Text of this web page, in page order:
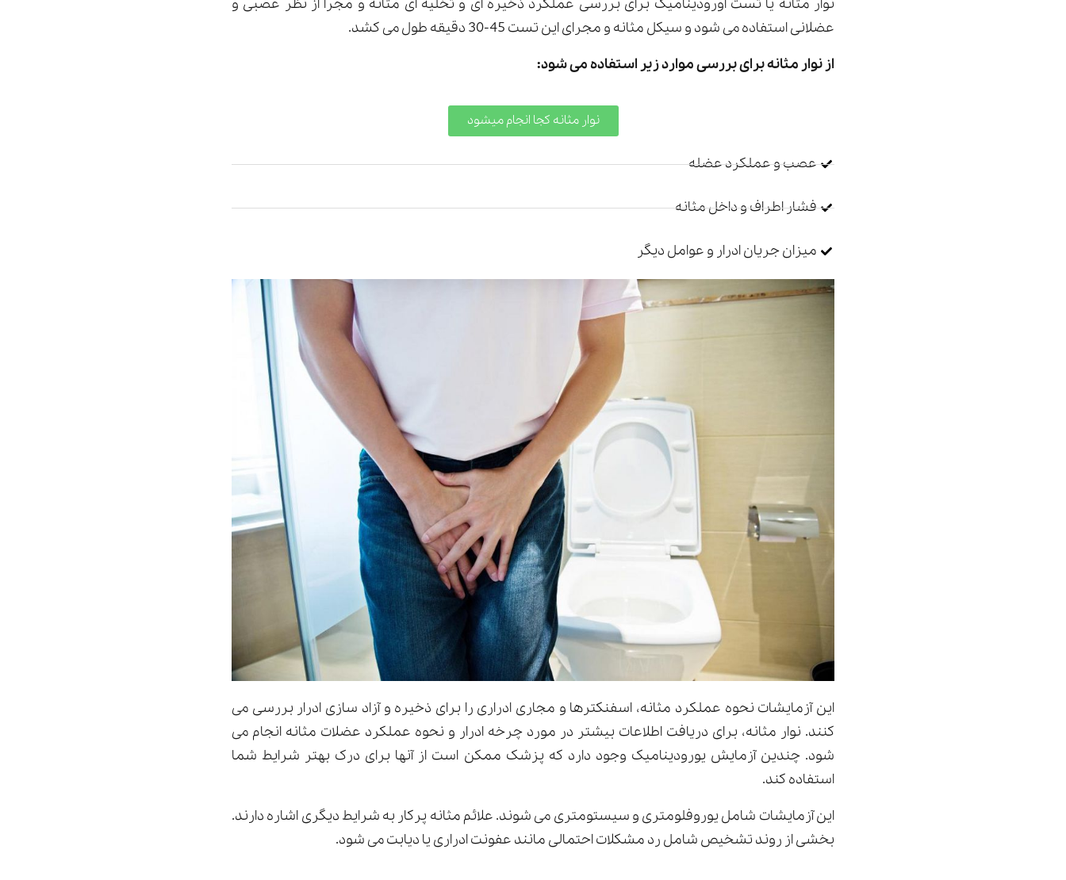
نوار مثانه یا تست اورودینامیک برای بررسی عملکرد ذخیره ای و تخلیه ای مثانه و مجرا از نظر عصبی و
عضلانی استفاده می شود و سیکل مثانه و مجرای این تست 45-30 دقیقه طول می کشد.
از نوار مثانه برای بررسی موارد زیر استفاده می شود:
نوار مثانه کجا انجام میشود
عصب و عملکرد عضله
فشار اطراف و داخل مثانه
میزان جریان ادرار و عوامل دیگر
این آزمایشات نحوه عملکرد مثانه، اسفنکترها و مجاری ادراری را برای ذخیره و آزاد سازی ادرار بررسی می
کنند. نوار مثانه، برای دریافت اطلاعات بیشتر در مورد چرخه ادرار و نحوه عملکرد عضلات مثانه انجام می
شود. چندین آزمایش یورودینامیک وجود دارد که پزشک ممکن است از آنها برای درک بهتر شرایط شما
استفاده کند.
این آزمایشات شامل یوروفلومتری و سیستومتری می شوند. علائم مثانه پرکار به شرایط دیگری اشاره دارند.
بخشی از روند تشخیص شامل رد مشکلات احتمالی مانند عفونت ادراری یا دیابت می شود.